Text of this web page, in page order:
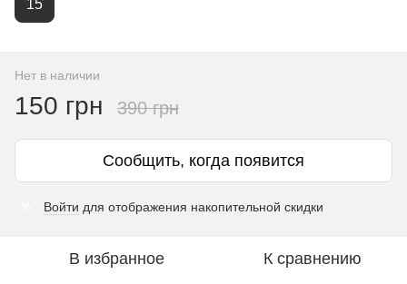
15
Нет в наличии
150 грн 390 грн
Сообщить, когда появится
Войти для отображения накопительной скидки
В избранное К сравнению